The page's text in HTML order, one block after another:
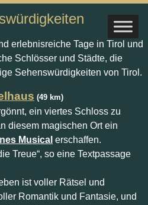
erlebnisreiche Tage in Tirol und
Schlösser und Städte, die
Sehenswürdigkeiten von Tirol.
(49 km)
ein viertes Schloss zu
diesem magischen Ort ein
Musical erschaffen.
Treue“, so eine Textpassage
ist voller Rätsel und
Romantik und Fantasie, und